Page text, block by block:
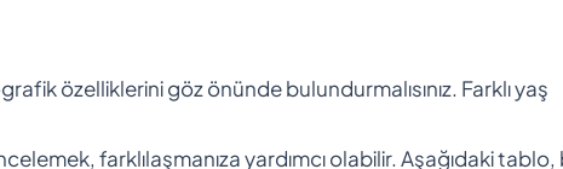
özelliklerini göz önünde bulundurmalısınız. Farklı yaş
farklılaşmanıza yardımcı olabilir. Aşağıdaki tablo,